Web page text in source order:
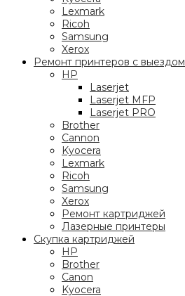
Lexmark
Ricoh
Samsung
Xerox
Ремонт принтеров с выездом
HP
Laserjet
Laserjet MFP
Laserjet PRO
Brother
Cannon
Kyocera
Lexmark
Ricoh
Samsung
Xerox
Ремонт картриджей
Лазерные принтеры
Скупка картриджей
HP
Brother
Canon
Kyocera